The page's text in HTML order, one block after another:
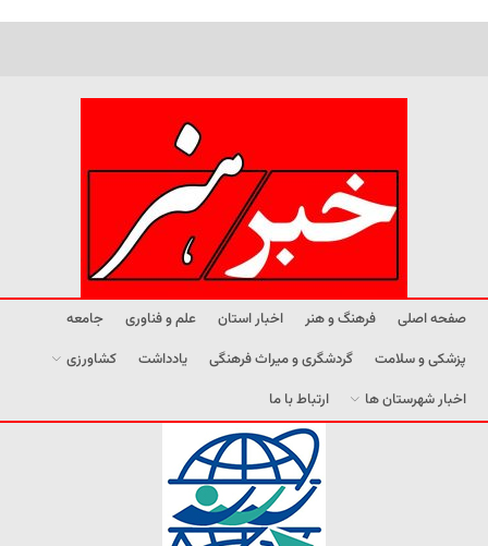
صفحه اصلی فرهنگ و هنر اخبار استان علم و فناوری
جامعه
پزشکی و سلامت
گردشگری و میراث فرهنگی یادداشت
کشاورزی
اخبار شهرستان ها
ارتباط با ما